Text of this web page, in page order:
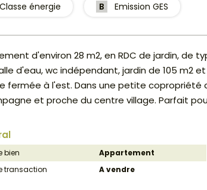
Classe énergie B Emission GES
d'environ 28 m2, en RDC de jardin, de
d'eau, wc indépendant, jardin de 105 m2
fermée à l'est. Dans une petite copropriété
et proche du centre village. Parfait
bien
Appartement
transaction
A vendre